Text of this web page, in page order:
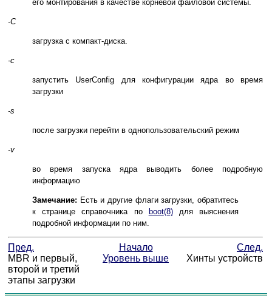
его монтирования в качестве корневой файловой системы.
-C
загрузка с компакт-диска.
-c
запустить UserConfig для конфигурации ядра во время
загрузки
-s
после загрузки перейти в однопользовательский режим
-v
во время запуска ядра выводить более подробную
информацию
Замечание: Есть и другие флаги загрузки, обратитесь
к странице справочника по
boot(8)для выяснения
подробной информации по ним.
Пред. Начало
След.
MBR и первый,
второй и третий
этапы загрузки
Уровень выше Хинты устройств